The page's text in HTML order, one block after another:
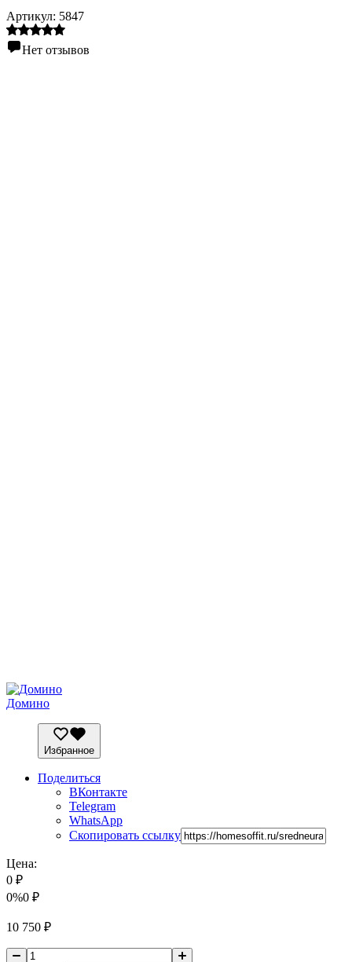
Артикул: 5847
Нет отзывов
Домино
Избранное
Поделиться
ВКонтакте
Telegram
WhatsApp
Скопировать ссылку
Цена:
0 ₽
0%0 ₽
10 750 ₽